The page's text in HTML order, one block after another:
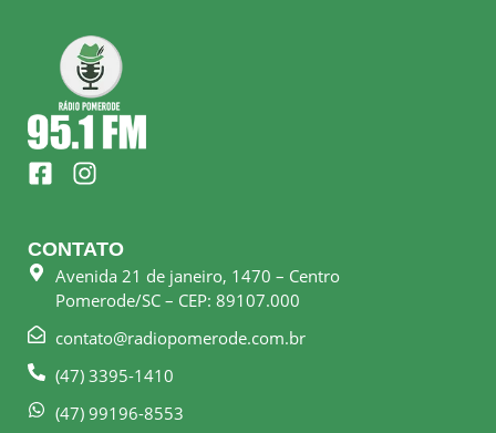
F
a
e
b
o
k
s
q
I
n
t
a
g
r
a
m
CONTATO
Avenida 21 de janeiro, 1470 – Centro
Pomerode/SC – CEP: 89107.000
contato@radiopomerode.com.br
(47) 3395-1410
(47) 99196-8553